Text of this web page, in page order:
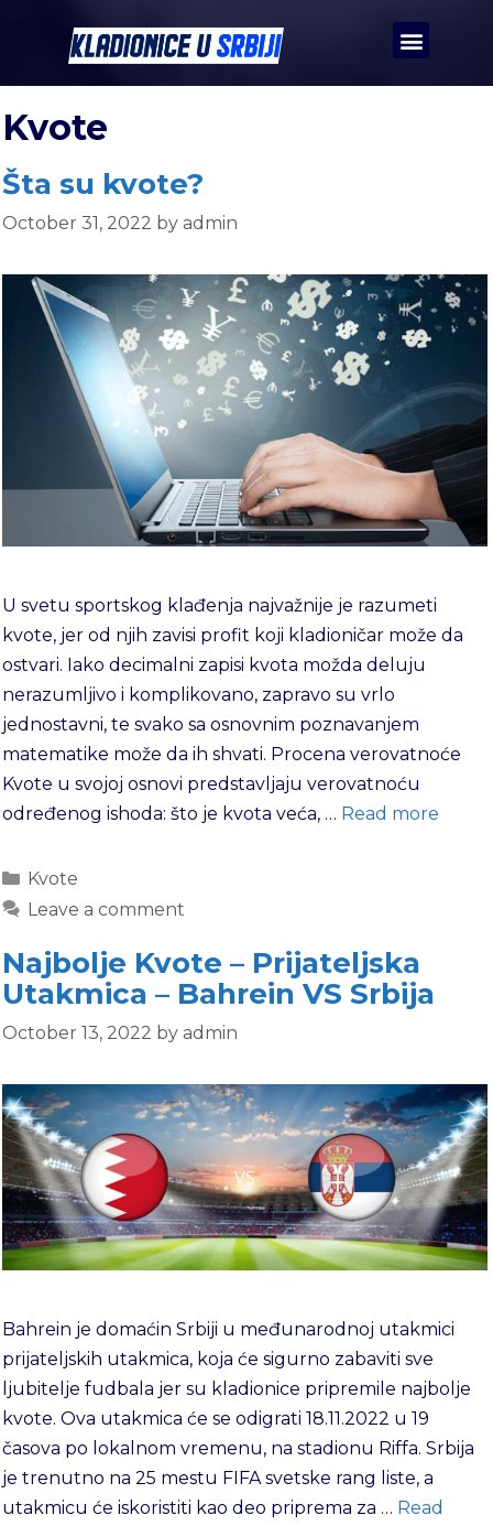
Kvote
Šta su kvote?
October 31, 2022 by admin
U svetu sportskog klađenja najvažnije je razumeti
kvote, jer od njih zavisi profit koji kladioničar može da
ostvari. Iako decimalni zapisi kvota možda deluju
nerazumljivo i komplikovano, zapravo su vrlo
jednostavni, te svako sa osnovnim poznavanjem
matematike može da ih shvati. Procena verovatnoće
Kvote u svojoj osnovi predstavljaju verovatnoću
određenog ishoda: što je kvota veća, … Read more
Kvote
Leave a comment
Najbolje Kvote – Prijateljska
Utakmica – Bahrein VS Srbija
October 13, 2022 by admin
Bahrein je domaćin Srbiji u međunarodnoj utakmici
prijateljskih utakmica, koja će sigurno zabaviti sve
ljubitelje fudbala jer su kladionice pripremile najbolje
kvote. Ova utakmica će se odigrati 18.11.2022 u 19
časova po lokalnom vremenu, na stadionu Riffa. Srbija
je trenutno na 25 mestu FIFA svetske rang liste, a
utakmicu će iskoristiti kao deo priprema za … Read